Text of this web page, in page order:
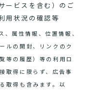
ービスを含む）のご
用状況の確認等
属性情報、位置情報、
ルの開封、リンクのク
等の履歴）等の利用ロ
取得に限らず、広告事
取得も含みます。以